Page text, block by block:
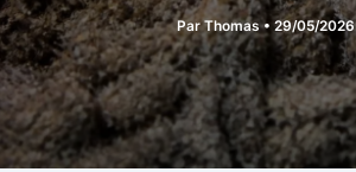
Par Thomas• 29/05/2026